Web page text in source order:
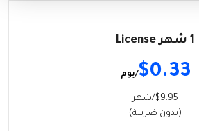
1 شهر License
$0.33/يوم
$9.95/شهر
(بدون ضريبة)